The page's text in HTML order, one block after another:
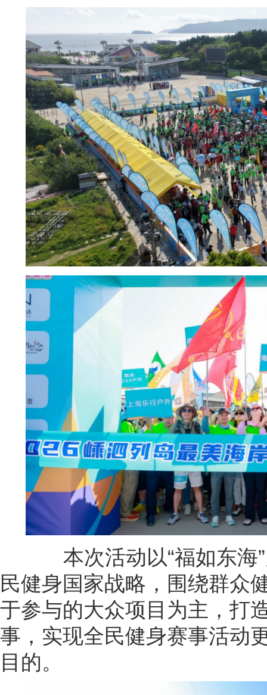
本次活动以“福如东海”
民健身国家战略，围绕群众
于参与的大众项目为主，打
事，实现全民健身赛事活动
目的。